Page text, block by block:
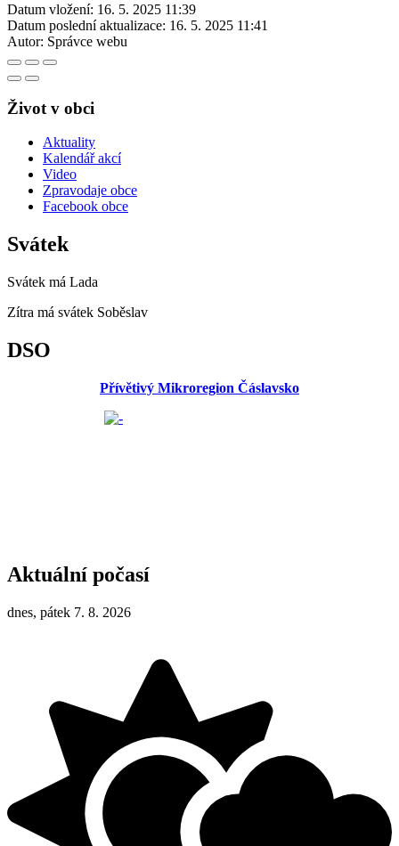
Datum vložení: 16. 5. 2025 11:39
Datum poslední aktualizace: 16. 5. 2025 11:41
Autor: Správce webu
Život v obci
Aktuality
Kalendář akcí
Video
Zpravodaje obce
Facebook obce
Svátek
Svátek má Lada
Zítra má svátek Soběslav
DSO
Přívětivý Mikroregion Čáslavsko
Aktuální počasí
dnes, pátek 7. 8. 2026